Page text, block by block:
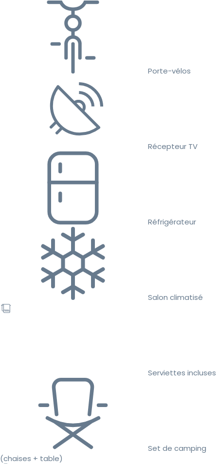
Porte-vélos
Récepteur TV
Réfrigérateur
Salon climatisé
Serviettes incluses
Set de camping
(chaises + table)